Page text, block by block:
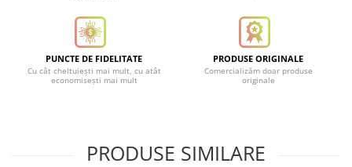
PUNCTE DE FIDELITATE
Cu cât cheltuiești mai mult, cu atât
economisești mai mult
PRODUSE ORIGINALE
Comercializăm doar produse
originale
PRODUSE SIMILARE